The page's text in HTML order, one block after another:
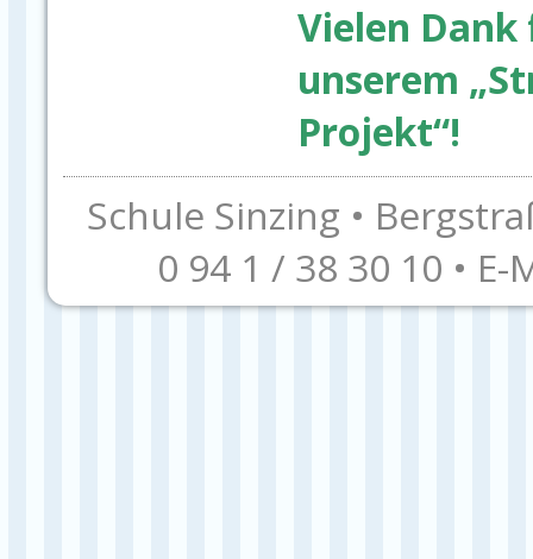
Vielen
unserem
Projekt“!
Schule Sinzing •
0 94 1 / 38 30 10 • E-